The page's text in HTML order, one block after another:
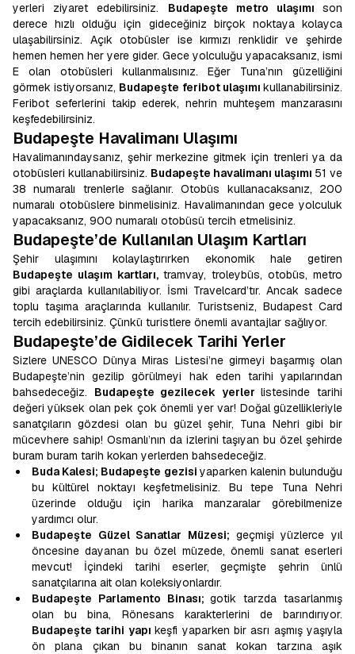
yerleri ziyaret edebilirsiniz. Budapeşte metro ulaşımı son
derece hızlı olduğu için gideceğiniz birçok noktaya kolayca
ulaşabilirsiniz. Açık otobüsler ise kırmızı renklidir ve şehirde
hemen hemen her yere gider. Gece yolculuğu yapacaksanız, ismi
E olan otobüsleri kullanmalısınız. Eğer Tuna’nın güzelliğini
görmek istiyorsanız, Budapeşte feribot ulaşımıkullanabilirsiniz.
Feribot seferlerini takip ederek, nehrin muhteşem manzarasını
keşfedebilirsiniz.
Budapeşte Havalimanı Ulaşımı
Havalimanındaysanız, şehir merkezine gitmek için trenleri ya da
otobüsleri kullanabilirsiniz. Budapeşte havalimanı ulaşımı 51 ve
38 numaralı trenlerle sağlanır. Otobüs kullanacaksanız, 200
numaralı otobüslere binmelisiniz. Havalimanından gece yolculuk
yapacaksanız, 900 numaralı otobüsü tercih etmelisiniz.
Budapeşte’de Kullanılan Ulaşım Kartları
Şehir ulaşımını kolaylaştırırken ekonomik hale getiren
Budapeşte ulaşım kartları, tramvay, troleybüs, otobüs, metro
gibi araçlarda kullanılabiliyor. İsmi Travelcard’tır. Ancak sadece
toplu taşıma araçlarında kullanılır. Turistseniz, Budapest Card
tercih edebilirsiniz. Çünkü turistlere önemli avantajlar sağlıyor.
Budapeşte’de Gidilecek Tarihi Yerler
Sizlere UNESCO Dünya Miras Listesi’ne girmeyi başarmış olan
Budapeşte’nin gezilip görülmeyi hak eden tarihi yapılarından
bahsedeceğiz. Budapeşte gezilecek yerlerlistesinde tarihi
değeri yüksek olan pek çok önemli yer var! Doğal güzellikleriyle
sanatçıların gözdesi olan bu güzel şehir, Tuna Nehri gibi bir
mücevhere sahip! Osmanlı’nın da izlerini taşıyan bu özel şehirde
buram buram tarih kokan yerlerden bahsedeceğiz.
Buda Kalesi; Budapeşte gezisi yaparken kalenin bulunduğu
bu kültürel noktayı keşfetmelisiniz. Bu tepe Tuna Nehri
üzerinde olduğu için harika manzaralar görebilmenize
yardımcı olur.
Budapeşte Güzel Sanatlar Müzesi; geçmişi yüzlerce yıl
öncesine dayanan bu özel müzede, önemli sanat eserleri
mevcut! İçindeki tarihi eserler, geçmişte şehrin ünlü
sanatçılarına ait olan koleksiyonlardır.
Budapeşte Parlamento Binası;gotik tarzda tasarlanmış
olan bu bina, Rönesans karakterlerini de barındırıyor.
Budapeşte tarihi yapıkeşfi yaparken bir asrı aşmış yaşıyla
ön plana çıkan bu binanın sanat kokan tarzına aşık